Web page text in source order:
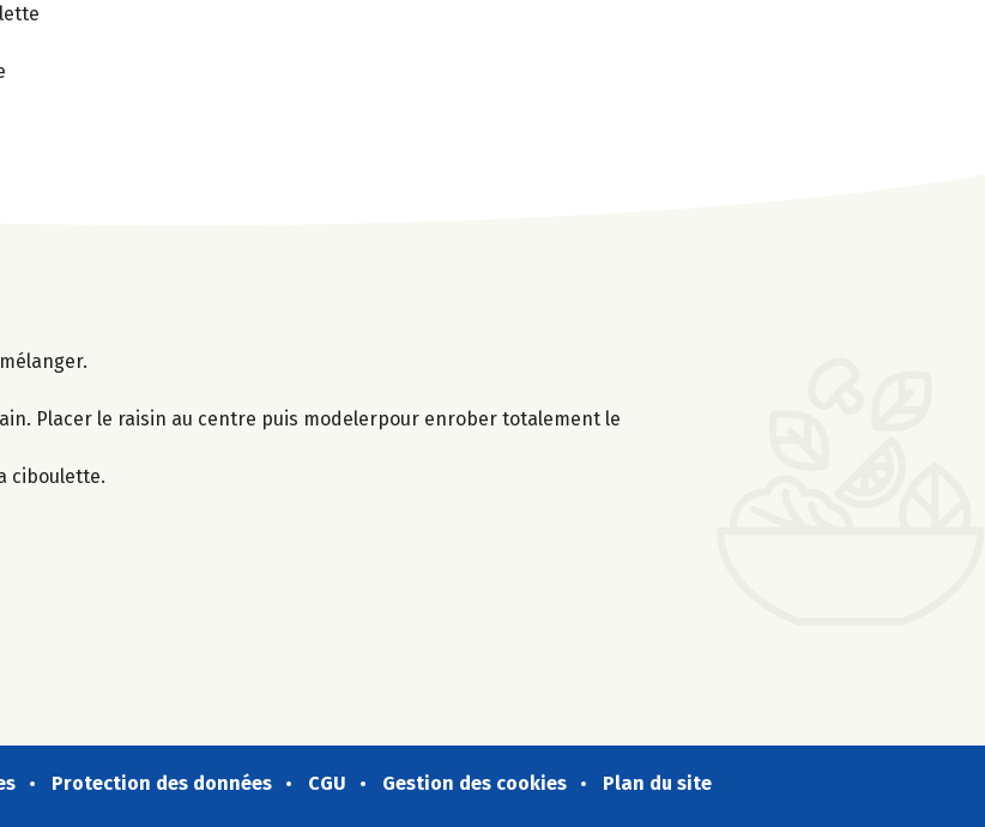
Placer le raisin au centre puis modelerpour enrober totalement le
ciboulette.
Protection des données CGU Gestion des cookies Plan du site